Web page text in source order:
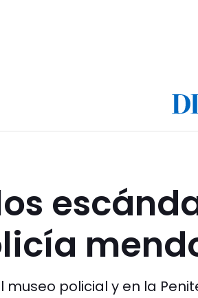
museo policial y en la